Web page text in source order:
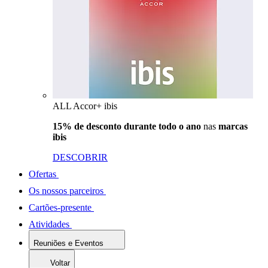
ALL Accor+ ibis
15% de desconto durante todo o ano nas marcas
ibis
DESCOBRIR
Ofertas
Os nossos parceiros
Cartões-presente
Atividades
Reuniões e Eventos
Voltar